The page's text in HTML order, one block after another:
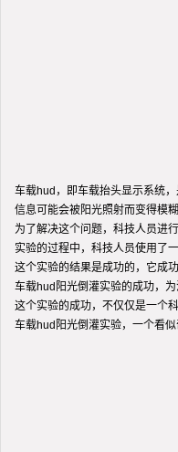
车载hud，即车载抬头显示系统
信息可能会被阳光照射而变得模糊
为了解决这个问题，科技人员进
实验的过程中，科技人员使用了
这个实验的结果是成功的，它成
车载hud阳光倒灌实验的成功，
这个实验的成功，不仅仅是一个
车载hud阳光倒灌实验，一个看